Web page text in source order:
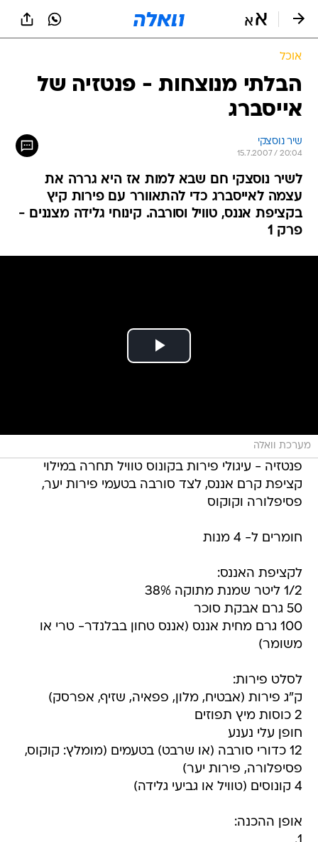
אוכל
הבלתי מנוצחות - פנטזיה של
אייסברג
שיר נוסצקי
15.7.2007 / 20:04
לשיר נוסצקי חם שבא למות אז היא גררה את
עצמה לאייסברג כדי להתאוורר עם פירות קיץ
בקציפת אננס, טוויל וסורבה. קינוחי גלידה מצננים -
פרק 1
מערכת וואלה
פנטזיה - עיגולי פירות בקונוס טוויל תחרה במילוי
קציפת קרם אננס, לצד סורבה בטעמי פירות יער,
פסיפלורה וקוקוס
חומרים ל- 4 מנות
לקציפת האננס:
1/2 ליטר שמנת מתוקה 38%
50 גרם אבקת סוכר
100 גרם מחית אננס (אננס טחון בבלנדר- טרי או
משומר)
לסלט פירות:
ק"ג פירות (אבטיח, מלון, פפאיה, שזיף, אפרסק)
2 כוסות מיץ תפוזים
חופן עלי נענע
12 כדורי סורבה (או שרבט) בטעמים (מומלץ: קוקוס,
פסיפלורה, פירות יער)
4 קונוסים (טוויל או גביעי גלידה)
אופן ההכנה: